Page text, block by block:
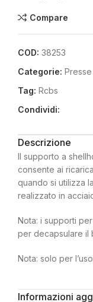
Compare
COD: 38253
Categorie:
Tag: Rcbs
Condividi:
Descrizione
Il supporto a
consente ai
quando si utilizza
realizzato in
Nota: i supporti
per decapsulare il
Nota: solo per
Informazioni